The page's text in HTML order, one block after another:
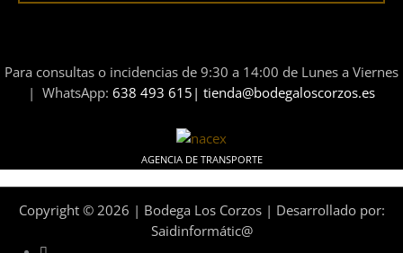
Para consultas o incidencias de 9:30 a 14:00 de Lunes a Viernes
| WhatsApp: 638 493 615| tienda@bodegaloscorzos.es
AGENCIA DE TRANSPORTE
Copyright © 2026 | Bodega Los Corzos | Desarrollado por:
Saidinformátic@